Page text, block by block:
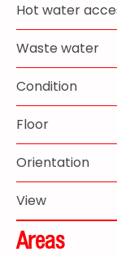
Hot water
Waste water
Condition
Floor
Orientation
View
Areas